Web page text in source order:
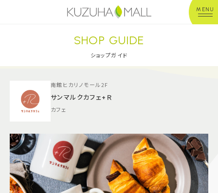
MENU
年中無休平 日：10:00~20:00
※店舗により異なる
ショップガイド
ショップニュース
イベント
SHOP GUIDE
ショップガイド
南館ヒカリノモール2F
サンマルクカフェ+Ｒ
カフェ